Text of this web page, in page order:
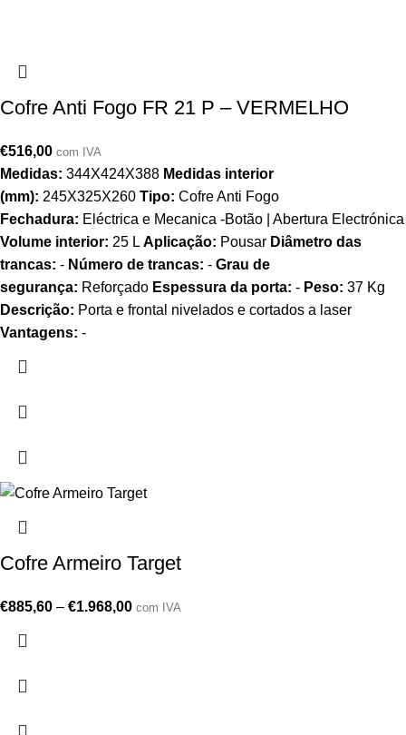
Cofre Anti Fogo FR 21 P – VERMELHO
€516,00 com IVA
Medidas: 344X424X388 Medidas interior
(mm): 245X325X260 Tipo: Cofre Anti Fogo
Fechadura: Eléctrica e Mecanica -Botão | Abertura Electrónica
Volume interior: 25 L Aplicação: Pousar Diâmetro das
trancas: - Número de trancas: - Grau de
segurança: Reforçado Espessura da porta: - Peso: 37 Kg
Descrição: Porta e frontal nivelados e cortados a laser
Vantagens: -
Cofre Armeiro Target
€885,60 – €1.968,00 com IVA